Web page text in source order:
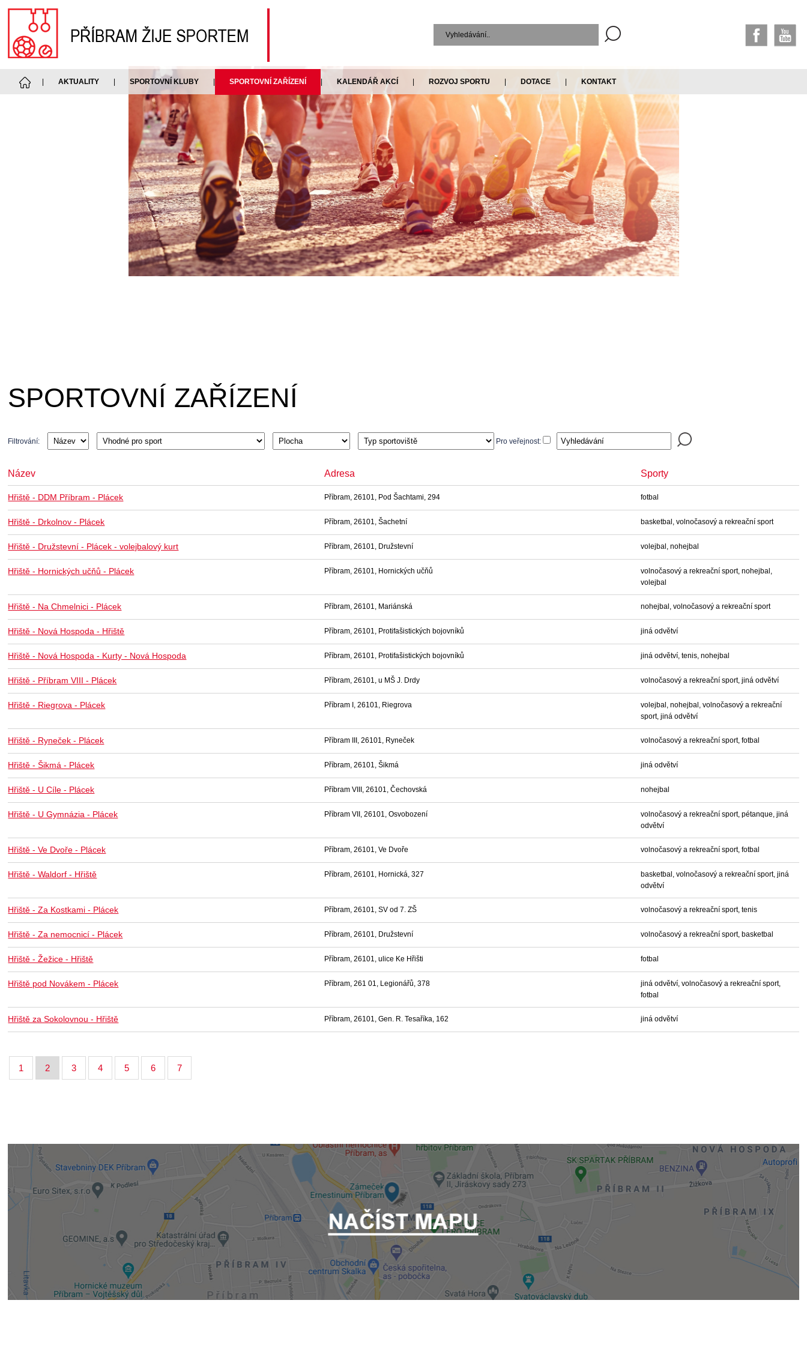
AKTUALITY SPORTOVNÍ KLUBY SPORTOVNÍ ZAŘÍZENÍ KALENDÁŘ AKCÍ ROZVOJ SPORTU DOTACE KONTAKT
SPORTOVNÍ ZAŘÍZENÍ
Filtrování: Pro veřejnost:
Název Adresa Sporty
Hřiště - DDM Příbram - Plácek Příbram, 26101, Pod Šachtami, 294 fotbal
Hřiště - Drkolnov - Plácek Příbram, 26101, Šachetní basketbal, volnočasový a rekreační sport
Hřiště - Družstevní - Plácek - volejbalový kurt Příbram, 26101, Družstevní volejbal, nohejbal
Hřiště - Hornických učňů - Plácek Příbram, 26101, Hornických učňů
volnočasový a rekreační sport, nohejbal,
volejbal
Hřiště - Na Chmelnici - Plácek Příbram, 26101, Mariánská nohejbal, volnočasový a rekreační sport
Hřiště - Nová Hospoda - Hřiště Příbram, 26101, Protifašistických bojovníků jiná odvětví
Hřiště - Nová Hospoda - Kurty - Nová Hospoda Příbram, 26101, Protifašistických bojovníků jiná odvětví, tenis, nohejbal
Hřiště - Příbram VIII - Plácek Příbram, 26101, u MŠ J. Drdy volnočasový a rekreační sport, jiná odvětví
Hřiště - Riegrova - Plácek Příbram I, 26101, Riegrova
volejbal, nohejbal, volnočasový a rekreační
sport, jiná odvětví
Hřiště - Ryneček - Plácek Příbram III, 26101, Ryneček volnočasový a rekreační sport, fotbal
Hřiště - Šikmá - Plácek Příbram, 26101, Šikmá jiná odvětví
Hřiště - U Cíle - Plácek Příbram VIII, 26101, Čechovská nohejbal
Hřiště - U Gymnázia - Plácek Příbram VII, 26101, Osvobození
volnočasový a rekreační sport, pétanque, jiná
odvětví
Hřiště - Ve Dvoře - Plácek Příbram, 26101, Ve Dvoře volnočasový a rekreační sport, fotbal
Hřiště - Waldorf - Hřiště Příbram, 26101, Hornická, 327
basketbal, volnočasový a rekreační sport, jiná
odvětví
Hřiště - Za Kostkami - Plácek Příbram, 26101, SV od 7. ZŠ volnočasový a rekreační sport, tenis
Hřiště - Za nemocnicí - Plácek Příbram, 26101, Družstevní volnočasový a rekreační sport, basketbal
Hřiště - Žežice - Hřiště Příbram, 26101, ulice Ke Hřišti fotbal
Hřiště pod Novákem - Plácek Příbram, 261 01, Legionářů, 378
jiná odvětví, volnočasový a rekreační sport,
fotbal
Hřiště za Sokolovnou - Hřiště Příbram, 26101, Gen. R. Tesaříka, 162 jiná odvětví
1 2 3 4 5 6 7